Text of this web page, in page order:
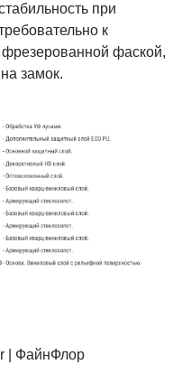
при
к
фаской,
замок.
| ФайнФлор